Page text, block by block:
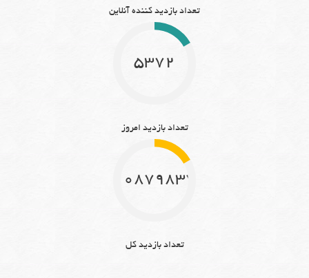
تعداد بازدید کننده آنلاین
5372
تعداد بازدید امروز
10879837
تعداد بازدید کل